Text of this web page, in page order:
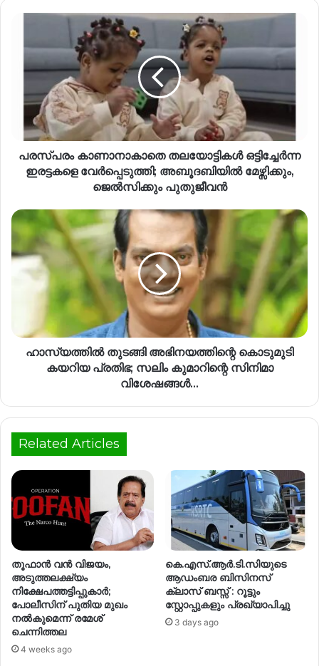
പരസ്പരം കാണാനാകാതെ തലയോട്ടികൾ ഒട്ടിച്ചേർന്ന
ഇരട്ടകളെ വേർപ്പെടുത്തി; അബൂദബിയിൽ മേഴ്സിക്കും,
ജെൽസിക്കും പുതുജീവൻ
ഹാസ്യത്തിൽ തുടങ്ങി അഭിനയത്തിന്റെ കൊടുമുടി
കയറിയ പ്രതിഭ; സലിം കുമാറിന്റെ സിനിമാ
വിശേഷങ്ങൾ…
Related Articles
തൂഫാൻ വൻ വിജയം,
അടുത്തലക്ഷ്യം
നിക്ഷേപത്തട്ടിപ്പുകാർ;
പോലീസിന് പുതിയ മുഖം
നൽകുമെന്ന് രമേശ്
ചെന്നിത്തല
4 weeks ago
കെ.എസ്.ആർ.ടി.സിയുടെ
ആഡംബര ബിസിനസ്
ക്ലാസ് ബസ്സ് : റൂട്ടും
സ്റ്റോപ്പുകളും പ്രഖ്യാപിച്ചു
3 days ago